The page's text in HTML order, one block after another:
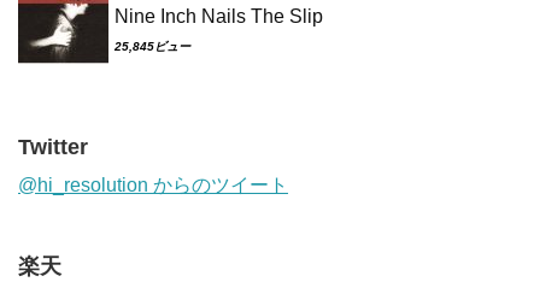
Nine Inch Nails The Slip
25,845ビュー
Twitter
@hi_resolution からのツイート
楽天